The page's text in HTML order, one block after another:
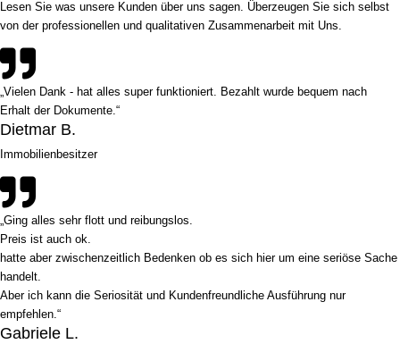
Lesen Sie was unsere Kunden über uns sagen. Überzeugen Sie sich selbst
von der professionellen und qualitativen Zusammenarbeit mit Uns.
„Vielen Dank - hat alles super funktioniert. Bezahlt wurde bequem nach
Erhalt der Dokumente.“
Dietmar B.
Immobilienbesitzer
„Ging alles sehr flott und reibungslos.
Preis ist auch ok.
hatte aber zwischenzeitlich Bedenken ob es sich hier um eine seriöse Sache
handelt.
Aber ich kann die Seriosität und Kundenfreundliche Ausführung nur
empfehlen.“
Gabriele L.